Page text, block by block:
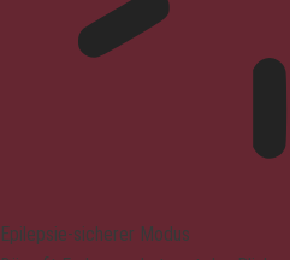
Epilepsie-sicherer Modus